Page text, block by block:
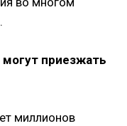
приезжать
миллионов